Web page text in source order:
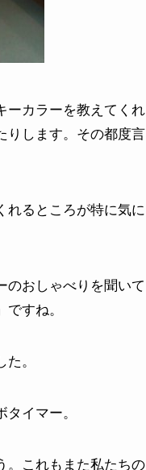
ーカラーを教えてくれ
りします。その都度言
れるところが特に気に
のおしゃべりを聞いて
すね。
。
イマー。
。これもまた私たちの